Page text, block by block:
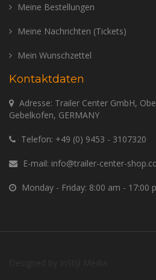
Meine Bestellungen
Meine Nachrichten (Tickets)
Mein Wunschzettel
Kontaktdaten
Adresse: Trailer Center GmbH,
Gebelkofen, GERMANY
Telefon: +49 (0) 9453 - 3107320
E-mail: info@trailer-center-
Monday - Friday: 8:00 am - 17:00